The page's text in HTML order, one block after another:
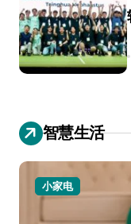
智慧生活
小家电